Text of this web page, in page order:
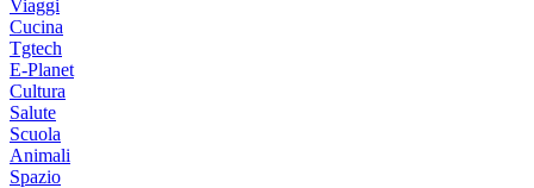
Viaggi
Cucina
Tgtech
E-Planet
Cultura
Salute
Scuola
Animali
Spazio